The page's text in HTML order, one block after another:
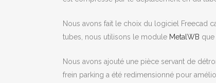
Nous avons fait le choix du logiciel Freecad
tubes, nous utilisons le module MetalWB
Nous avons ajouté une pièce servant de
frein parking a été redimensionné pour